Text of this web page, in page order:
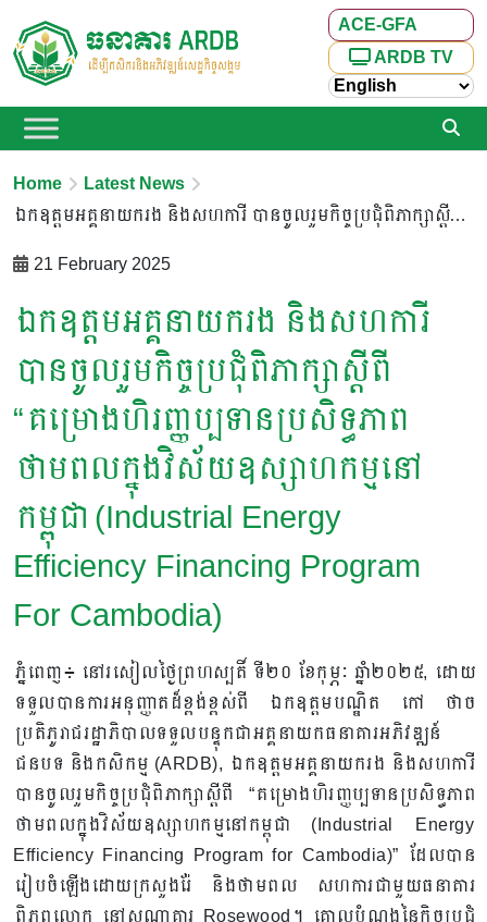
ACE-GFA
ARDB TV
Home
Latest News
ឯកឧត្តមអគ្គនាយករង និងសហការី បានចូលរួមកិច្ចប្រជុំពិភាក្សាស្ដីពី “គម្រោងហិរញ្ញប្បទានប្រសិទ្ធភាពថាមពលក្នុងវិស័យឧស្សាហកម្មនៅកម្ពុជា (Industrial Energy Efficiency Financing Program for Cambodia)
21 February 2025
ឯកឧត្តមអគ្គនាយករង និងសហការី
បានចូលរួមកិច្ចប្រជុំពិភាក្សាស្ដីពី
“គម្រោងហិរញ្ញប្បទានប្រសិទ្ធភាព
ថាមពលក្នុងវិស័យឧស្សាហកម្មនៅ
កម្ពុជា (Industrial Energy
Efficiency Financing Program
For Cambodia)
ភ្នំពេញ៖ នៅរសៀលថ្ងៃព្រហស្បតិ៍ ទី២០ ខែកុម្ភៈ ឆ្នាំ២០២៥, ដោយ
ទទួលបានការអនុញ្ញាតដ៏ខ្ពង់ខ្ពស់ពី ឯកឧត្តមបណ្ឌិត កៅ ថាច
ប្រតិភូរាជរដ្ឋាភិបាលទទួលបន្ទុកជាអគ្គនាយកធនាគារអភិវឌ្ឍន៍
ជនបទ និងកសិកម្ម (ARDB), ឯកឧត្តមអគ្គនាយករង និងសហការី
បានចូលរួមកិច្ចប្រជុំពិភាក្សាស្ដីពី “គម្រោងហិរញ្ញប្បទានប្រសិទ្ធភាព
ថាមពលក្នុងវិស័យឧស្សាហកម្មនៅកម្ពុជា (Industrial Energy
Efficiency Financing Program for Cambodia)” ដែលបាន
រៀបចំឡើងដោយក្រសួងរ៉ែ និងថាមពល សហការជាមួយធនាគារ
ពិភពលោក នៅសណ្ឋាគារ Rosewood។ គោលបំណងនៃកិច្ចប្រជុំ